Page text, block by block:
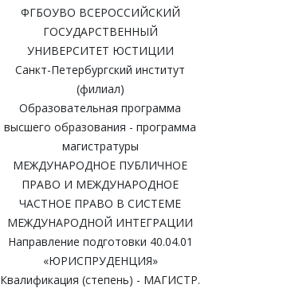
ФГБОУВО ВСЕРОССИЙСКИЙ
ГОСУДАРСТВЕННЫЙ
УНИВЕРСИТЕТ ЮСТИЦИИ
Санкт-Петербургский институт
(филиал)
Образовательная программа
высшего образования - программа
магистратуры
МЕЖДУНАРОДНОЕ ПУБЛИЧНОЕ
ПРАВО И МЕЖДУНАРОДНОЕ
ЧАСТНОЕ ПРАВО В СИСТЕМЕ
МЕЖДУНАРОДНОЙ ИНТЕГРАЦИИ
Направление подготовки 40.04.01
«ЮРИСПРУДЕНЦИЯ»
Квалификация (степень) - МАГИСТР.